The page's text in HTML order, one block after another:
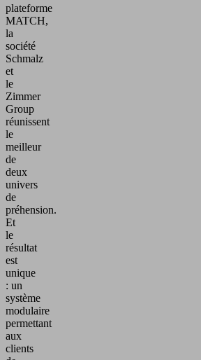
plateforme
MATCH,
la
société
Schmalz
et
le
Zimmer
Group
réunissent
le
meilleur
de
deux
univers
de
préhension.
Et
le
résultat
est
unique
: un
système
modulaire
permettant
aux
clients